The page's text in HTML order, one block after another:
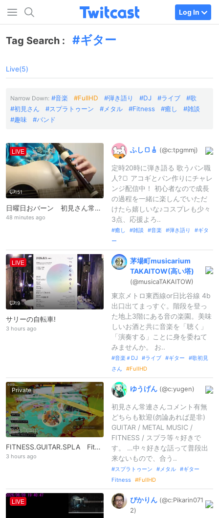
Log In
Tag Search : ギター
Live(5)
Narrow Down: 音楽 FullHD 弾き語り DJ ライブ
歌
初見さん
スプラトゥーン メタル Fitness 癒し
雑談
趣味
バンド
LIVE
151
日曜日おバーン 初見さん常連さんも🎧音楽好きの偽物弦枠 日曜日おぼーん
48 minutes ago
ふし🍞🎸 (@c:tpgmmj)
定時20時に弾き語る 歌うパン職
人?🍞 アコギとパン作りにチャレ
ンジ配信中！ 初心者なので成長
の過程を一緒に楽しんでいただ
けたら嬉しいな♪コスプレも少々
3点、応援よろ..
癒し 雑談 音楽 弾き語り
ギタ
ー
LIVE
19
サリーの自転車!
3 hours ago
茅場町musicarium
TAKAITOW(高い塔)
(@musicaTAKAITOW)
東京メトロ東西線or日比谷線 4b
出口出てまっすぐ。階段を登っ
た地上3階にある音の楽園。美味
しいお酒と共に音楽を「聴く」
「演奏する」ことに身を委ねて
みませんか。 お..
音楽＃DJ ライブ ギター
歌初見
さん
FullHD
Private
115 411
FITNESS.GUITAR.SPLA Fit～スプラレイダースフレンド参加やりこみ
3 hours ago
ゆうげん (@c:yugen)
初見さん常連さんコメント有無
どちらも歓迎(勿論あれば是非)
GUITAR / METAL MUSIC /
FITNESS / スプラ等々好きで
す。 …中々好きな話って普段出
来ないもので、合う..
スプラトゥーン メタル
ギター
Fitness
FullHD
LIVE ぴかりん (@c:Pikarin071
2)